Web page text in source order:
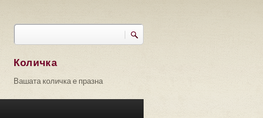
Търси
Количка
Вашата количка е празна